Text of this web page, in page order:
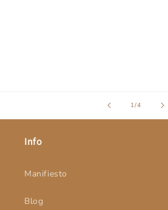
1/de
4
Info
Manifiesto
Blog